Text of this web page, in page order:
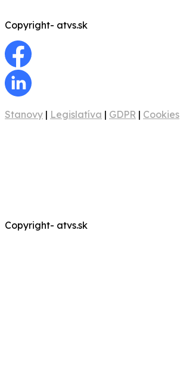
Copyright- atvs.sk
Stanovy | Legislatíva | GDPR | Cookies
Copyright- atvs.sk